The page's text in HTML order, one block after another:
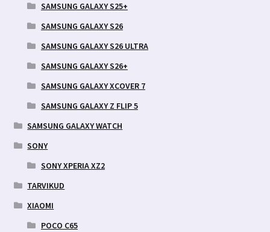
SAMSUNG GALAXY S25+
SAMSUNG GALAXY S26
SAMSUNG GALAXY S26 ULTRA
SAMSUNG GALAXY S26+
SAMSUNG GALAXY XCOVER 7
SAMSUNG GALAXY Z FLIP 5
SAMSUNG GALAXY WATCH
SONY
SONY XPERIA XZ2
TARVIKUD
XIAOMI
POCO C65